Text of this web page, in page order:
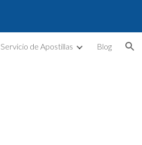
Servicio de Apostillas Blog